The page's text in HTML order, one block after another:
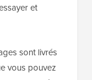
et
sont livrés
vous pouvez